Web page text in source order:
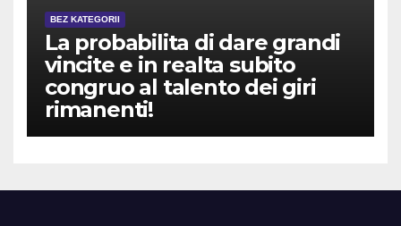
BEZ KATEGORII
La probabilita di dare grandi
vincite e in realta subito
congruo al talento dei giri
rimanenti!